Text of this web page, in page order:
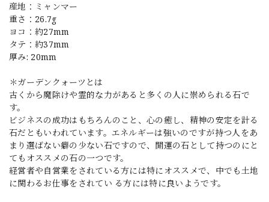
産地：ミャンマー
重さ：26.7g
ヨコ：約27mm
タテ：約37mm
厚み: 20mm
＊ガーデンクォーツとは
古くから魔除けや霊的な力があると多くの人に崇められる石で
す。
ビジネスの成功はもちろんのこと、心の癒し、精神の安定を計る
石だともいわれています。エネルギーは強いのですが持つ人をあ
まり選ばない癖の少ない石ですので、開運の石として持つのにと
てもオススメの石の一つです。
経営者や自営業をされている方には特にオススメで、中でも土地
に関わるお仕事をされてい る方には特に良いようです。